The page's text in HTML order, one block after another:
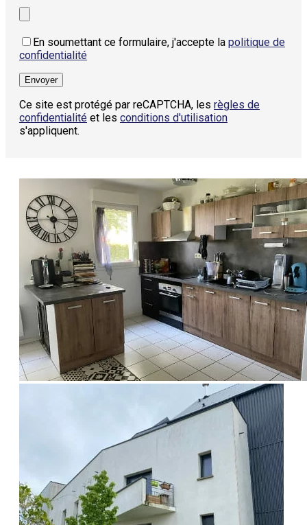
En soumettant ce formulaire, j'accepte la politique de
confidentialité
Ce site est protégé par reCAPTCHA, les règles de
confidentialité et les conditions d'utilisation
s'appliquent.